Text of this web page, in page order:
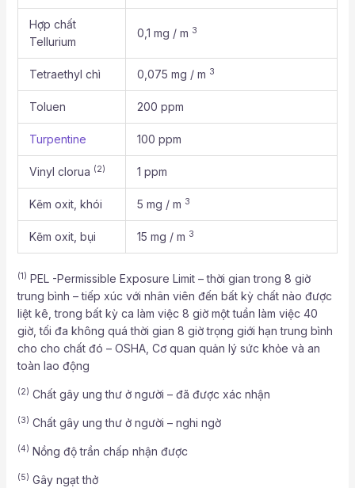
Hợp chất
Tellurium
0,1 mg / m 3
Tetraethyl chì 0,075 mg / m 3
Toluen 200 ppm
Turpentine 100 ppm
Vinyl clorua (2) 1 ppm
Kẽm oxit, khói 5 mg / m 3
Kẽm oxit, bụi 15 mg / m 3
(1) PEL -Permissible Exposure Limit – thời gian trong 8 giờ
trung bình – tiếp xúc với nhân viên đến bất kỳ chất nào được
liệt kê, trong bất kỳ ca làm việc 8 giờ một tuần làm việc 40
giờ, tối đa không quá thời gian 8 giờ trọng giới hạn trung bình
cho cho chất đó – OSHA, Cơ quan quản lý sức khỏe và an
toàn lao động
(2) Chất gây ung thư ở người – đã được xác nhận
(3) Chất gây ung thư ở người – nghi ngờ
(4) Nồng độ trần chấp nhận được
(5) Gây ngạt thở